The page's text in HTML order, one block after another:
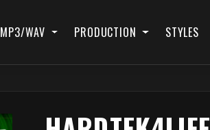
MP3/WAV PRODUCTION STYLES